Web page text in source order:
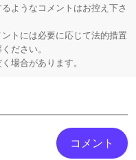
ようなコメントはお控え下さ
トには必要に応じて法的措置
ださい。
場合があります。